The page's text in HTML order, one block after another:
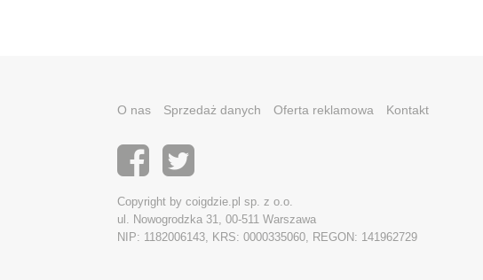
O nas Sprzedaż danych Oferta reklamowa Kontakt
Copyright by coigdzie.pl sp. z o.o.
ul. Nowogrodzka 31, 00-511 Warszawa
NIP: 1182006143, KRS: 0000335060, REGON: 141962729